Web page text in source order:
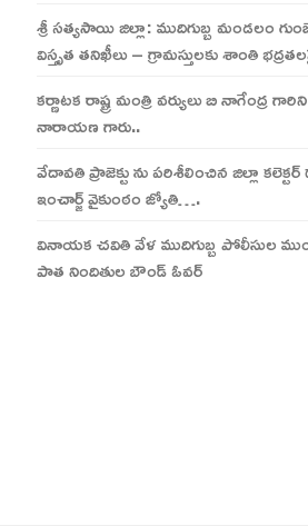
శ్రీ సత్యసాయి జిల్లా: ముదిగుబ్బ మండలం
విస్తృత తనిఖీలు – గ్రామస్తులకు శాంతి
కర్ణాటక రాష్ట్ర మంత్రి వర్యులు బి నాగేంద్ర
నారాయణ గారు..
వేదావతి ప్రాజెక్టు ను పరిశీలించిన జిల్లా
ఇంచార్జ్ వైకుంఠం జ్యోతి….
వినాయక చవితి వేళ ముదిగుబ్బ పోలీసుల
పాత నిందితుల బౌండ్ ఓవర్